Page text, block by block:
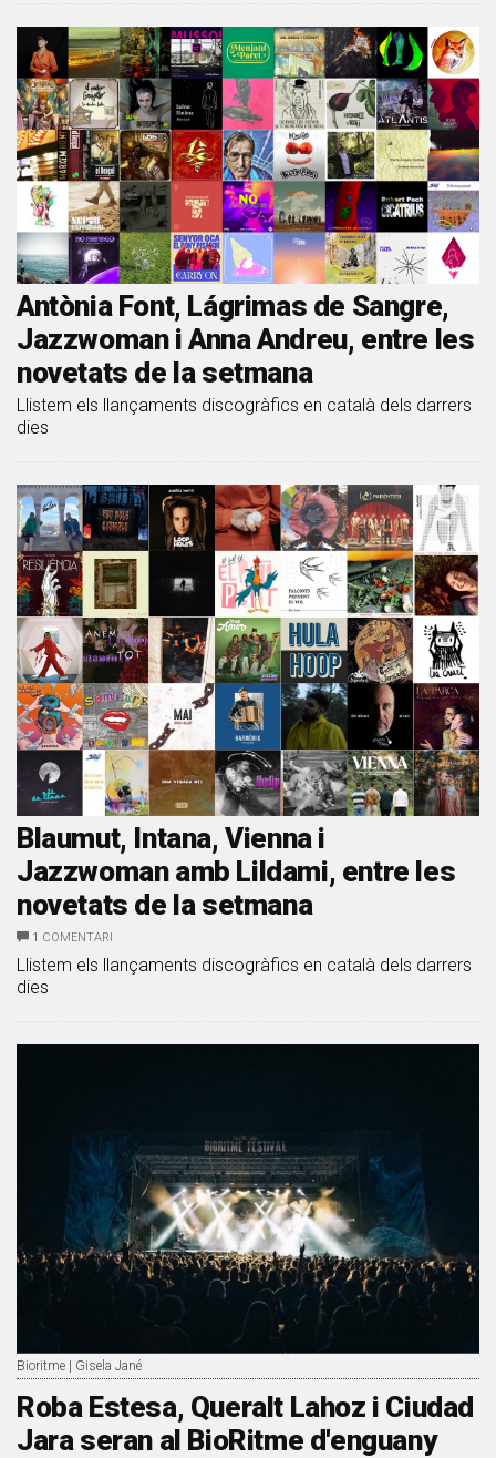
Antònia Font, Lágrimas de Sangre,
Jazzwoman i Anna Andreu, entre les
novetats de la setmana
Llistem els llançaments discogràfics en català dels darrers
dies
Blaumut, Intana, Vienna i
Jazzwoman amb Lildami, entre les
novetats de la setmana
1 COMENTARI
Llistem els llançaments discogràfics en català dels darrers
dies
Bioritme | Gisela Jané
Roba Estesa, Queralt Lahoz i Ciudad
Jara seran al BioRitme d'enguany